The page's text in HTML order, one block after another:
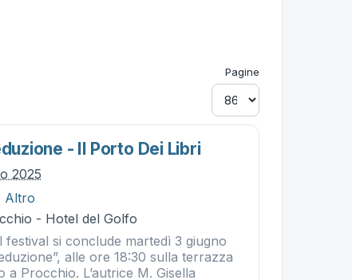
Pagine
- Il Porto Dei Libri
2025
Altro
- Hotel del Golfo
festival si conclude martedì 3 giugno
alle ore 18:30 sulla terrazza
a Procchio. L’autrice M. Gisella